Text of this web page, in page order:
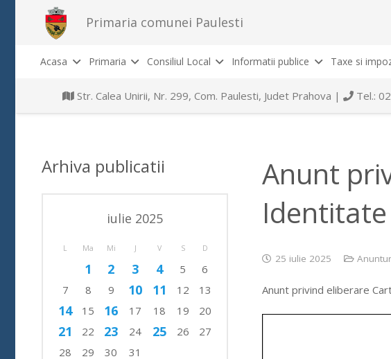
Primaria comunei Paulesti
Acasa Primaria Consiliul Local Informatii publice Taxe si
Str. Calea Unirii, Nr. 299, Com. Paulesti, Judet Prahova | Tel.:
Anunt
Identitate
25 iulie 2025
Anunt privind eliberare
Arhiva publicatii
iulie 2025
L Ma Mi J V S D
1 2 3 4 5
6
7
8 9 10 11 12 13
14 15 16 17 18 19 20
21 22 23 24 25 26
27
28
29 30 31